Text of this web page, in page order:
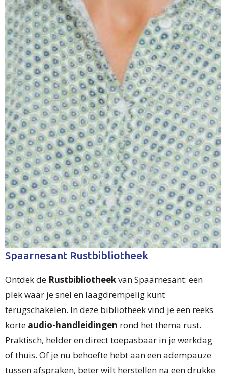
Spaarnesant Rustbibliotheek
Ontdek de Rustbibliotheekvan Spaarnesant: een
plek waar je snel en laagdrempelig kunt
terugschakelen. In deze bibliotheek vind je een reeks
korte audio-handleidingen rond het thema rust.
Praktisch, helder en direct toepasbaar in je werkdag
of thuis. Of je nu behoefte hebt aan een adempauze
tussen afspraken, beter wilt herstellen na een drukke